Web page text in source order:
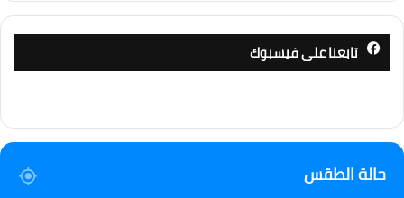
تابعنا على فيسبوك
حالة الطقس